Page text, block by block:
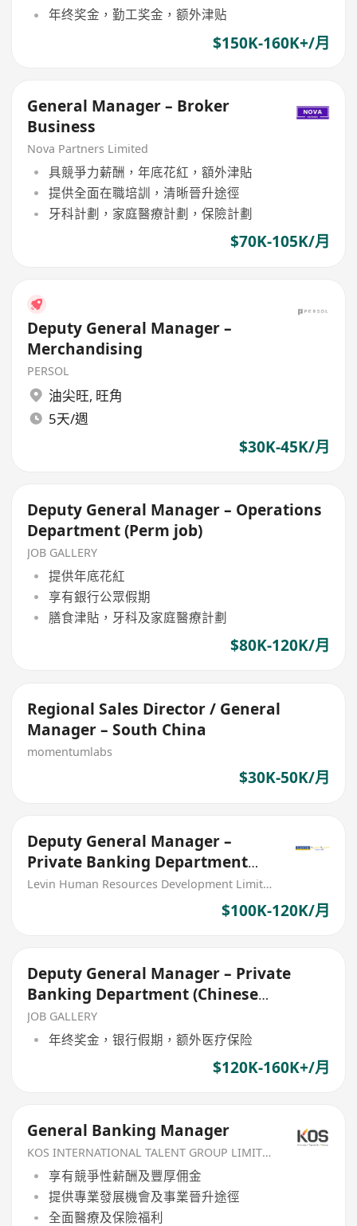
年终奖金，勤工奖金，额外津贴
$150K-160K+/月
General Manager – Broker
Business
Nova Partners Limited
具競爭力薪酬，年底花紅，額外津貼
提供全面在職培訓，清晰晉升途徑
牙科計劃，家庭醫療計劃，保險計劃
$70K-105K/月
Deputy General Manager –
Merchandising
PERSOL
油尖旺, 旺角
5天/週
$30K-45K/月
Deputy General Manager – Operations
Department (Perm job)
JOB GALLERY
提供年底花紅
享有銀行公眾假期
膳食津貼，牙科及家庭醫療計劃
$80K-120K/月
Regional Sales Director / General
Manager – South China
momentumlabs
$30K-50K/月
Deputy General Manager –
Private Banking Department
(PRC Bank)
Levin Human Resources Development Limited
$100K-120K/月
Deputy General Manager – Private
Banking Department (Chinese
Corporate bank)
JOB GALLERY
年终奖金，银行假期，额外医疗保险
$120K-160K+/月
General Banking Manager
KOS INTERNATIONAL TALENT GROUP LIMITED
享有競爭性薪酬及豐厚佣金
提供專業發展機會及事業晉升途徑
全面醫療及保險福利